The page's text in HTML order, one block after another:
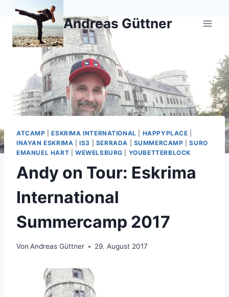
Zum
springen
Andreas Güttner
ATCAMP |ESKRIMA INTERNATIONAL HAPPYPLACE
INAYAN ESKRIMA |IS3 SERRADA SUMMERCAMP |SURO
EMANUEL HART
WEWELSBURG YOUBETTERBLOCK
Andy on Tour: Eskrima
International
Summercamp 2017
Von Andreas Güttner 29. August 2017